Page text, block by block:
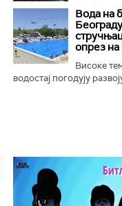
Вода на
опрез на
Високе
водостај погодују